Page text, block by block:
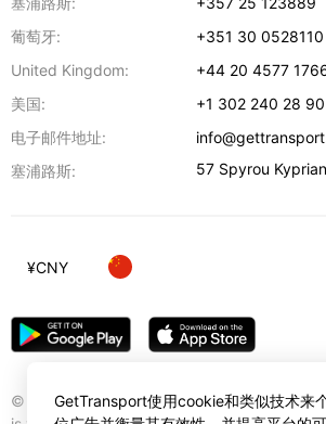
葡萄牙:
+351 30 0528110
United Kingdom:
+44 20 4577
美国:
+1 302 240 28 90
电子邮件地址:
塞浦路斯:
57 Spyrou
© Gettransport International Limited.
¥CNY
GetTransport使用cookie和类似技术来